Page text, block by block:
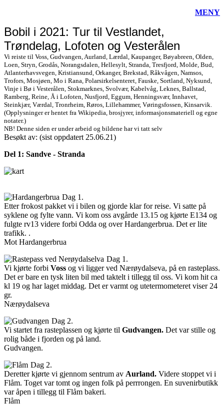
MENY
Bobil i 2021: Tur til Vestlandet,
Trøndelag, Lofoten og Vesterålen
Vi reiste til Voss, Gudvangen, Aurland, Lærdal, Kaupanger, Bøyabreen, Olden,
Loen, Stryn, Grodås, Norangsdalen, Hellesylt, Stranda, Tresfjord, Molde, Bud,
Atlanterhavsvegen, Kristiansund, Orkanger, Brekstad, Råkvågen, Namsos,
Trofors, Mosjøen, Mo i Rana, Polarsirkelsenteret, Fauske, Sortland, Nyksund,
Vinje i Bø i Vesterålen, Stokmarknes, Svolvær, Kabelvåg, Leknes, Ballstad,
Ramberg, Reine, Å i Lofoten, Nusfjord, Eggum, Henningsvær, Innhavet,
Steinkjær, Værdal, Tronrheim, Røros, Lillehammer, Vøringsfossen, Kinsarvik.
(Opplysninger er hentet fra Wikipedia, brosjyrer, informasjonsmateriell og egne
notater.)
NB! Denne siden er under arbeid og bildene har vi tatt selv
Besøkt av: (sist oppdatert 25.06.21)
Del 1: Sandve - Stranda
Dag 1.
Etter frokost pakket vi i bilen og gjorde klar for reise. Vi satte på
syklene og fylte vann. Vi kom oss avgårde 13.15 og kjørte E134 og
fulgte rv13 videre forbi Odda og over Hardangerbrua. Det er lite
trafikk. .
Mot Hardangerbrua
Dag 1.
Vi kjørte forbi Voss og vi ligger ved Nærøydalseva, på en rasteplass.
Det er bare en tysk liten bil med taktelt i tillegg til oss. Vi kom hit ca
kl 19 og har laget middag. Det er varmt og utetermometeret viser 24
gr.
Nærøydalseva
Dag 2.
Vi startet fra rasteplassen og kjørte til Gudvangen. Det var stille og
rolig både i fjorden og på land.
Gudvangen.
Dag 2.
Deretter kjørte vi gjennom sentrum av Aurland. Videre stoppet vi i
Flåm. Toget var tomt og ingen folk på perrrongen. En suvenirbutikk
var åpen i tillegg til Flåm bakeri.
Flåm